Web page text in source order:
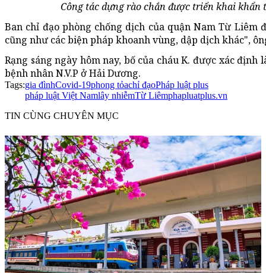
Công tác dựng rào chắn được triển khai
Ban chỉ đạo phòng chống dịch của quận Nam Từ
cũng như các biện pháp khoanh vùng, dập dịch khác",
Rạng sáng ngày hôm nay, bố của cháu K. được xác
bệnh nhân N.V.P ở Hải Dương.
Tags:gia đìnhCovid-19phong tỏachỉ đạoPháp luật plus
pháp luật Việt Namlây nhiễmTừ Liêmphapluatplus.vn
TIN CÙNG CHUYÊN MỤC